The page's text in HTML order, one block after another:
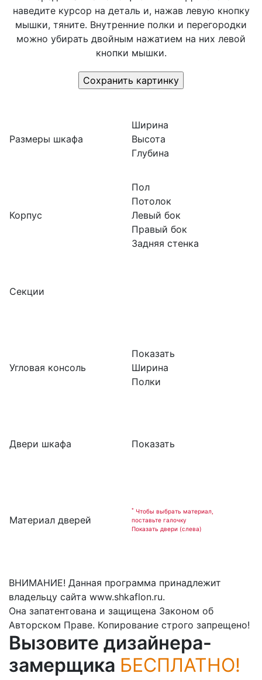
наведите курсор на деталь и, нажав левую кнопку
мышки, тяните. Внутренние полки и перегородки
можно убирать двойным нажатием на них левой
кнопки мышки.
Размеры шкафа
Корпус
Секции
Угловая консоль
Двери шкафа
Материал дверей
Ширина
Высота
Глубина
Пол
Потолок
Левый бок
Правый бок
Задняя стенка
Показать
Ширина
Полки
Показать
* Чтобы выбрать материал,
поставьте галочку
Показать двери (слева)
ВНИМАНИЕ! Данная программа принадлежит
владельцу сайта www.shkaflon.ru.
Она запатентована и защищена Законом об
Авторском Праве. Копирование строго запрещено!
Вызовите дизайнера-
замерщика БЕСПЛАТНО!